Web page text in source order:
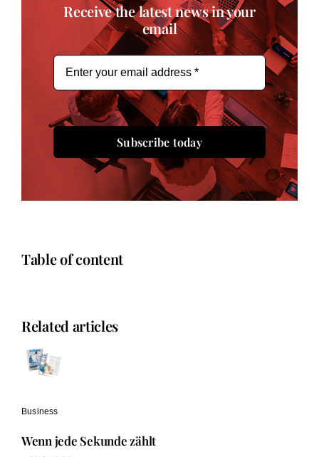
Receive the latest news in your
email
Subscribe today
Table of content
Related articles
Business
Wenn jede Sekunde zählt